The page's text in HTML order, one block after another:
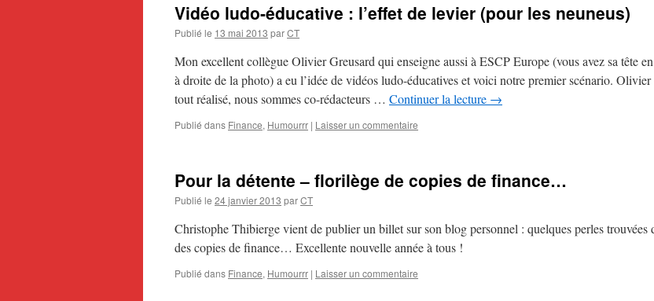
Vidéo ludo-éducative : l’effet de levier (pour les neuneus)
Publié le 13 mai 2013 parCT
Mon excellent collègue Olivier Greusard qui enseigne aussi à ESCP Europe (vous avez sa tête
à droite de la photo) a eu l’idée de vidéos ludo-éducatives et voici notre premier scénario. Olivier
tout réalisé, nous sommes co-rédacteurs … Continuer la lecture →
Publié dans Finance, Humourrr | Laisser un commentaire
Pour la détente – florilège de copies de finance…
Publié le 24 janvier 2013 parCT
Christophe Thibierge vient de publier un billet sur son blog personnel : quelques perles trouvées
des copies de finance… Excellente nouvelle année à tous !
Publié dans Finance, Humourrr | Laisser un commentaire